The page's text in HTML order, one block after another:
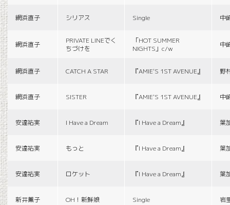
網浜直子 シリアス Single 中
網浜直子
PRIVATE LINEでく
ちづけを
「HOT SUMMER
NIGHTS」c/w
中
網浜直子 CATCH A STAR 『AMIE'S 1ST AVENUE』 野
網浜直子 SISTER 『AMIE'S 1ST AVENUE』 中
安達祐実 I Have a Dream 『I Have a Dream』 葉
安達祐実 もっと 『I Have a Dream』 葉
安達祐実 ロケット 『I Have a Dream』 葉
新井薫子 OH！新鮮娘 Single 岩